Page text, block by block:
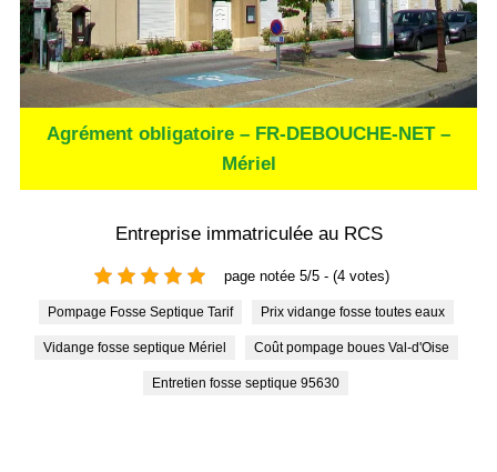
Agrément obligatoire – FR-DEBOUCHE-NET –
Mériel
Entreprise immatriculée au RCS
page notée 5/5 - (4 votes)
Pompage Fosse Septique Tarif Prix vidange fosse toutes eaux
Vidange fosse septique Mériel Coût pompage boues Val-d'Oise
Entretien fosse septique 95630